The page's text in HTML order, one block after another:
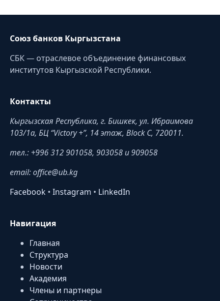
Союз банков Кыргызстана
СБК — отраслевое объединение финансовых
институтов Кыргызской Республики.
Контакты
Кыргызская Республика, г. Бишкек, ул. Ибраимова
103/1a, БЦ “Victory +”, 14 этаж, Block C, 720011.
тел.: +996 312 901058, 903058 и 909058
email: office@ub.kg
Facebook • Instagram • LinkedIn
Навигация
Главная
Структура
Новости
Академия
Члены и партнеры